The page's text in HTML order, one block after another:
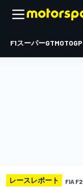
F1スーパーGTMOTOGP
レースレポート FIA F2